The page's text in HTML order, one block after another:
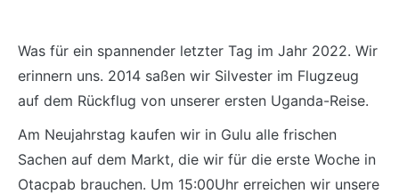
Was für ein spannender letzter Tag im Jahr 2022. Wir
erinnern uns. 2014 saßen wir Silvester im Flugzeug
auf dem Rückflug von unserer ersten Uganda-Reise.
Am Neujahrstag kaufen wir in Gulu alle frischen
Sachen auf dem Markt, die wir für die erste Woche in
Otacpab brauchen. Um 15:00Uhr erreichen wir unsere